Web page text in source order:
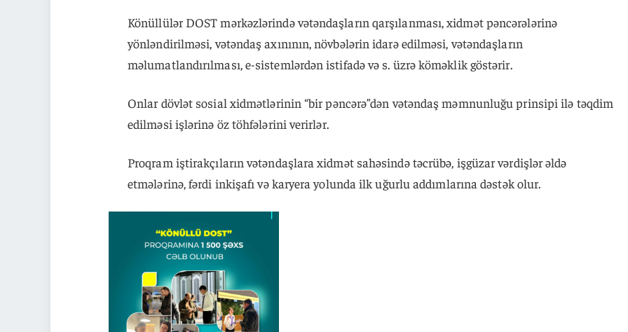
Könüllülər DOST mərkəzlərində vətəndaşların qarşılanması, xidmət pəncərələrinə
yönləndirilməsi, vətəndaş axınının, növbələrin idarə edilməsi, vətəndaşların
məlumatlandırılması, e-sistemlərdən istifadə və s. üzrə köməklik göstərir.
Onlar dövlət sosial xidmətlərinin “bir pəncərə”dən vətəndaş məmnunluğu prinsipi ilə təqdim
edilməsi işlərinə öz töhfələrini verirlər.
Proqram iştirakçıların vətəndaşlara xidmət sahəsində təcrübə, işgüzar vərdişlər əldə
etmələrinə, fərdi inkişafı və karyera yolunda ilk uğurlu addımlarına dəstək olur.